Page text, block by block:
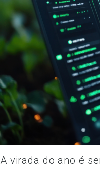
A virada do ano é